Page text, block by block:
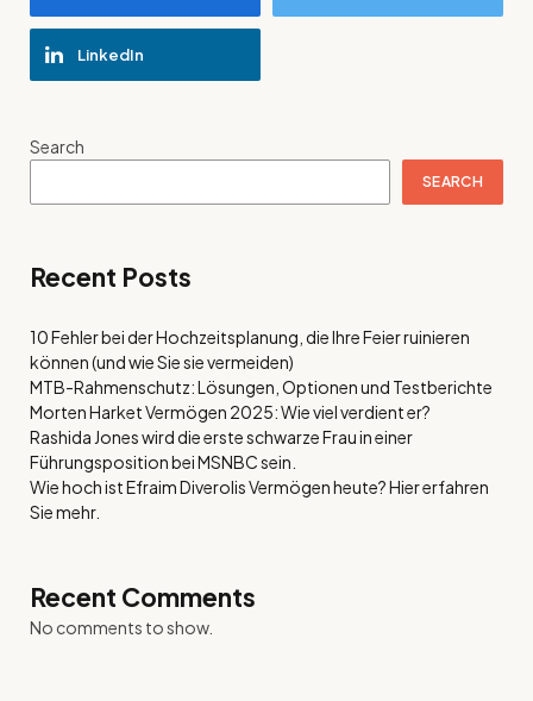
LinkedIn
Search
SEARCH
Recent Posts
10 Fehler bei der Hochzeitsplanung, die Ihre Feier ruinieren
können (und wie Sie sie vermeiden)
MTB-Rahmenschutz: Lösungen, Optionen und Testberichte
Morten Harket Vermögen 2025: Wie viel verdient er?
Rashida Jones wird die erste schwarze Frau in einer
Führungsposition bei MSNBC sein.
Wie hoch ist Efraim Diverolis Vermögen heute? Hier erfahren
Sie mehr.
Recent Comments
No comments to show.